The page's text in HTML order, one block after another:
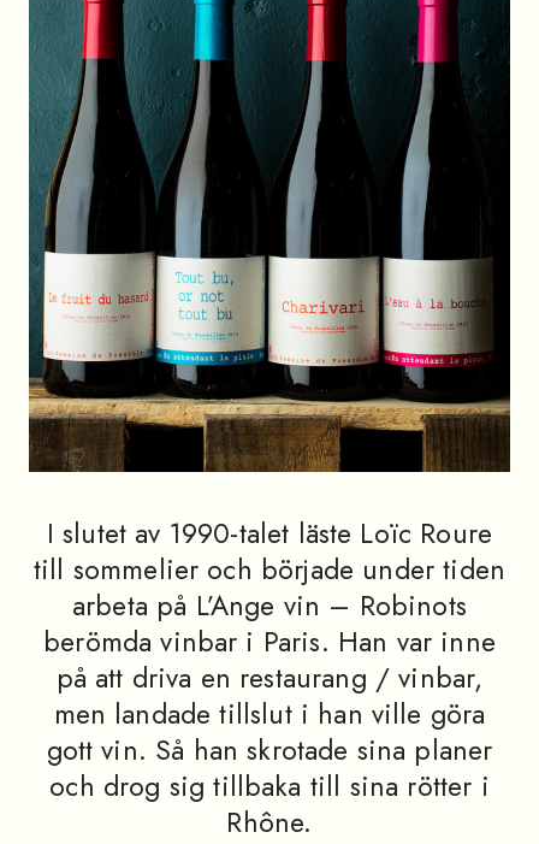
I slutet av 1990-talet läste Loïc Roure
till sommelier och började under tiden
arbeta på L’Ange vin – Robinots
berömda vinbar i Paris. Han var inne
på att driva en restaurang / vinbar,
men landade tillslut i han ville göra
gott vin. Så han skrotade sina planer
och drog sig tillbaka till sina rötter i
Rhône.